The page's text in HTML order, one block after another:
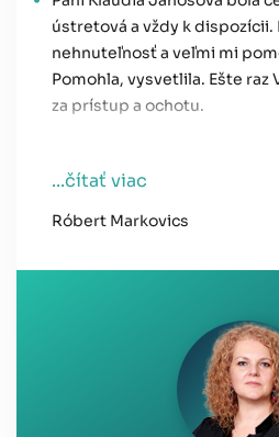
ústretová a vždy k dispozícii.
nehnuteľnosť a veľmi mi
Pomohla, vysvetlila. Ešte raz
za prístup a ochotu.
...čítať viac
Róbert Markovics